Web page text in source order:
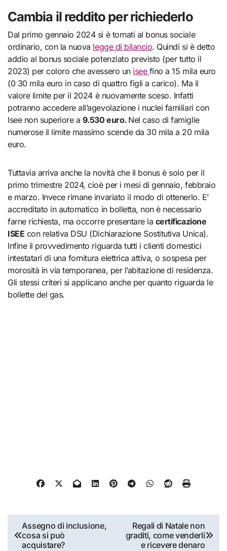
Cambia il reddito per richiederlo
Dal primo gennaio 2024 si è tornati al bonus sociale
ordinario, con la nuova legge di bilancio. Quindi si è detto
addio al bonus sociale potenziato previsto (per tutto il
2023) per coloro che avessero un isee fino a 15 mila euro
(0 30 mila euro in caso di quattro figli a carico). Ma il
valore limite per il 2024 è nuovamente sceso. Infatti
potranno accedere all’agevolazione i nuclei familiari con
Isee non superiore a 9.530 euro. Nel caso di famiglie
numerose il limite massimo scende da 30 mila a 20 mila
euro.
Tuttavia arriva anche la novità che il bonus è solo per il
primo trimestre 2024, cioè per i mesi di gennaio, febbraio
e marzo. Invece rimane invariato il modo di ottenerlo. E’
accreditato in automatico in bolletta, non è necessario
farne richiesta, ma occorre presentare la certificazione
ISEE con relativa DSU (Dichiarazione Sostitutiva Unica).
Infine il provvedimento riguarda tutti i clienti domestici
intestatari di una fornitura elettrica attiva, o sospesa per
morosità in via temporanea, per l’abitazione di residenza.
Gli stessi criteri si applicano anche per quanto riguarda le
bollette del gas.
Navigazione
articoli
Assegno di inclusione,
cosa si può
acquistare?
Regali di Natale non
graditi, come venderli
e ricevere denaro